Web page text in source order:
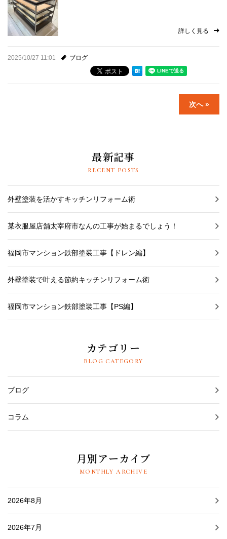
詳しく見る
2025/10/27 11:01 ブログ
次へ »
最新記事
RECENT POSTS
外壁塗装を活かすキッチンリフォーム術
某衣服屋店舗太宰府市なんの工事が始まるでしょう！
福岡市マンション鉄部塗装工事【ドレン編】
外壁塗装で叶える節約キッチンリフォーム術
福岡市マンション鉄部塗装工事【PS編】
カテゴリー
BLOG CATEGORY
ブログ
コラム
月別アーカイブ
MONTHLY ARCHIVE
2026年8月
2026年7月